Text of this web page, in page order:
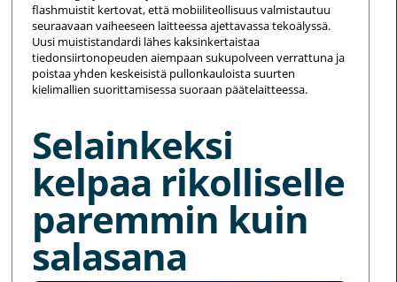
flashmuistit kertovat, että mobiiliteollisuus valmistautuu
seuraavaan vaiheeseen laitteessa ajettavassa tekoälyssä.
Uusi muististandardi lähes kaksinkertaistaa
tiedonsiirtonopeuden aiempaan sukupolveen verrattuna ja
poistaa yhden keskeisistä pullonkauloista suurten
kielimallien suorittamisessa suoraan päätelaitteessa.
Selainkeksi
kelpaa rikolliselle
paremmin kuin
salasana